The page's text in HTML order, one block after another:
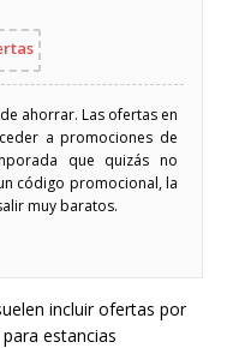
ahorrar. Las ofertas en
a promociones de
que quizás no
código promocional, la
muy baratos.
incluir ofertas por
estancias